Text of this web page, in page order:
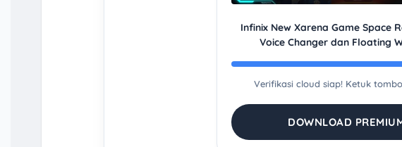
Infinix New Xarena Game Space
Voice Changer dan Floating
Verifikasi cloud siap! Ketuk
DOWNLOAD